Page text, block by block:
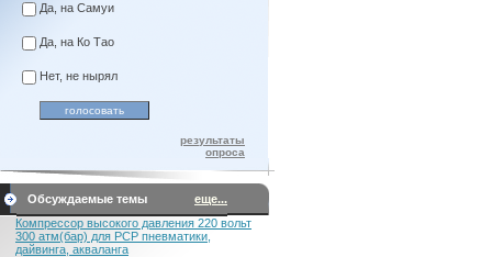
Да, на Самуи
Да, на Ко Тао
Нет, не нырял
результаты
опроса
Обсуждаемые темы
еще...
Компрессор высокого давления 220 вольт
300 атм(бар) для PCP пневматики,
дайвинга, акваланга